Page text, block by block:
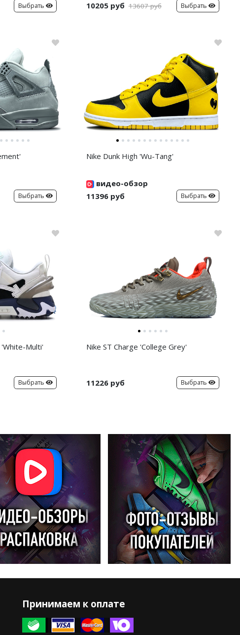
Выбрать 10205 руб 13607 руб Выбрать
Выбрать
Nike Dunk High 'Wu-Tang'
видео-обзор
11396 руб
Выбрать
Multi'
Выбрать
Nike ST Charge 'College Grey'
11226 руб Выбрать
Принимаем к оплате